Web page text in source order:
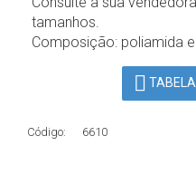
tamanhos.
Composição: poliamida
Código: 6610